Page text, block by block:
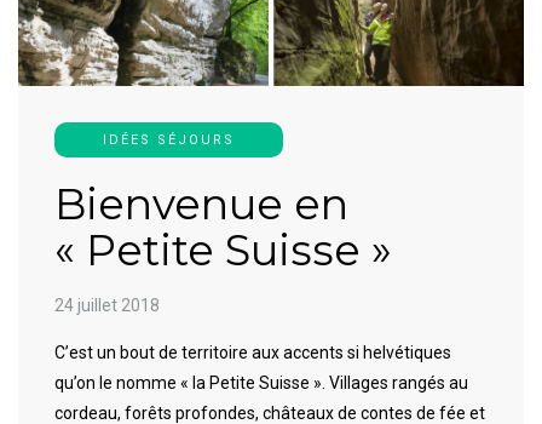
IDÉES SÉJOURS
Bienvenue en
« Petite Suisse »
24 juillet 2018
C’est un bout de territoire aux accents si helvétiques
qu’on le nomme « la Petite Suisse ». Villages rangés au
cordeau, forêts profondes, châteaux de contes de fée et